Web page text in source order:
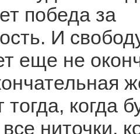
победа за
И
еще не
когда
ниточки,